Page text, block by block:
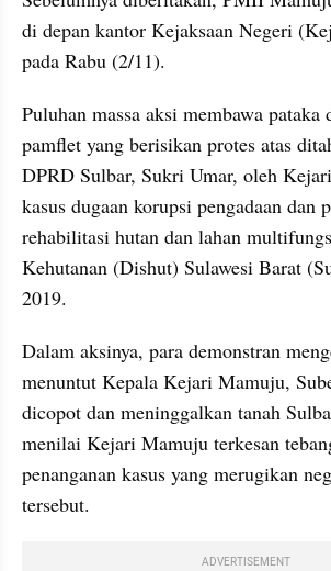
di depan kantor Kejaksaan Negeri
pada Rabu (2/11).
Puluhan massa aksi membawa pataka
pamflet yang berisikan protes atas
DPRD Sulbar, Sukri Umar, oleh
kasus dugaan korupsi pengadaan dan
rehabilitasi hutan dan lahan
Kehutanan (Dishut) Sulawesi Barat
2019.
Dalam aksinya, para demonstran
menuntut Kepala Kejari Mamuju,
dicopot dan meninggalkan tanah
menilai Kejari Mamuju terkesan
penanganan kasus yang merugikan
tersebut.
ADVERTISEMENT